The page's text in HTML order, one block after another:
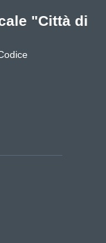
"Città di